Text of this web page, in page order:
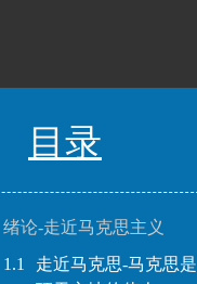
目录
绪论-走近马克思主义
1.1
走近马克思-马克思是